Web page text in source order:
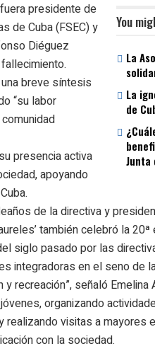
You
La
La
de
Junta
presidente de
de Cuba (FSEC) y
Diéguez
breve síntesis
“su labor
presencia activa
apoyando
de la directiva y
también celebró la
siglo pasado por las
integradoras en el seno de
recreación”, señaló Emelina
organizando
realizando visitas a mayores
con la sociedad.